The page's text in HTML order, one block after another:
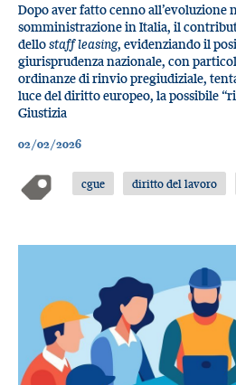
Dopo aver fatto cenno
somministrazione in Italia, il
dellostaff leasing, evidenziando il
giurisprudenza nazionale, con
ordinanze di rinvio pregiudiziale,
luce del diritto europeo, la possibile
Giustizia
02/02/2026
cgue diritto del lavoro